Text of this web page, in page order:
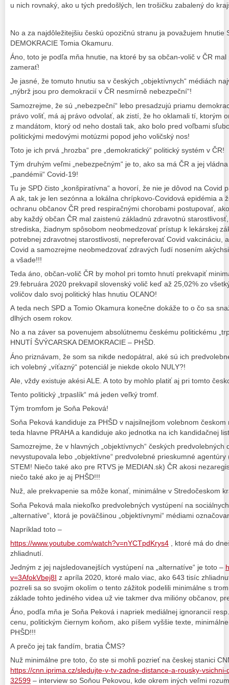
u nich rovnaký, ako u tých predošlých, len trošičku zabalený do
No a za najdôležitejšiu českú opozičnú stranu ja považujem hnutie
DEMOKRACIE Tomia Okamuru.
Áno, toto je podľa mňa hnutie, na ktoré by sa občan-volič v ČR
zamerať!
Je jasné, že tomuto hnutiu sa v českých „objektívnych“ médiách
„nýbrž jsou pro demokracií v ČR nesmírně nebezpeční“!
Samozrejme, že sú „nebezpeční“ lebo presadzujú priamu
právo voliť, má aj právo odvolať, ak zistí, že ho oklamali tí, ktorým
z mandátom, ktorý od neho dostali tak, ako bolo pred voľbami
politickými medovými motúzmi popod jeho voličský nos!
Toto je ich prvá „hrozba“ pre „demokratický“ politický systém v ČR!
Tým druhým veľmi „nebezpečným“ je to, ako sa má ČR a jej
„pandémii“ Covid-19!
Tu je SPD čisto „konšpiratívna“ a hovorí, že nie je dôvod na Covid
A ak, tak je len sezónna a lokálna chrípkovo-Covidová epidémia a
ochranu občanov ČR pred respiračnými chorobami postupovať,
aby každý občan ČR mal zaistenú základnú zdravotnú
strediska, žiadnym spôsobom neobmedzovať prístup k lekárskej
potrebnej zdravotnej starostlivosti, nepreferovať Covid vakcináciu,
Covid a samozrejme neobmedzovať zdravých ľudí nosením
a všade!!!
Teda áno, občan-volič ČR by mohol pri tomto hnutí prekvapiť
29.februára 2020 prekvapil slovenský volič keď až 25,02% zo
voličov dalo svoj politický hlas hnutiu OĽANO!
A teda nech SPD a Tomio Okamura konečne dokáže to o čo sa
dlhých osem rokov.
No a na záver sa povenujem absolútnemu českému politickému
HNUTÍ ŠVÝCARSKA DEMOKRACIE – PHŠD.
Áno priznávam, že som sa nikde nedopátral, aké sú ich
ich volebný „víťazný“ potenciál je niekde okolo NULY?!
Ale, vždy existuje akési ALE. A toto by mohlo platiť aj pri tomto
Tento politický „trpaslík“ má jeden veľký tromf.
Tým tromfom je Soňa Peková!
Soňa Peková kandiduje za PHŠD v najsilnejšom volebnom
teda hlavne PRAHA a kandiduje ako jednotka na ich kandidačnej
Samozrejme, že v hlavných „objektívnych“ českých predvolebných
nevystupovala lebo „objektívne“ predvolebné prieskumné
STEM! Niečo také ako pre RTVS je MEDIAN.sk) ČR akosi
niečo také ako je aj PHŠD!!!
Nuž, ale prekvapenie sa môže konať, minimálne v Stredočeskom
Soňa Peková mala niekoľko predvolebných vystúpení na
„alternatíve“, ktorá je poväčšinou „objektívnymi“ médiami
Napríklad toto –
https://www.youtube.com/watch?v=nYCTpdKrys4 , ktoré má do
zhliadnutí.
Jedným z jej najsledovanejších vystúpení na „alternatíve“ je toto –
v=3AfokVbej8I z apríla 2020, ktoré malo viac, ako 643 tisíc
pozreli sa so svojim okolím o tento zážitok podelili minimálne s
základe tohto jediného videa už vie takmer dva milióny občanov,
Áno, podľa mňa je Soňa Peková i napriek mediálnej ignorancií
cenu, politickým čiernym koňom, ako píšem vyššie texte,
PHŠD!!!
A prečo jej tak fandím, bratia ČMS?
Nuž minimálne pre toto, čo ste si mohli pozrieť na českej stanici
https://cnn.iprima.cz/sledujte-v-tv-zadne-distance-a-rousky-
32599 – interview so Soňou Pekovou, kde okrem iných veľmi